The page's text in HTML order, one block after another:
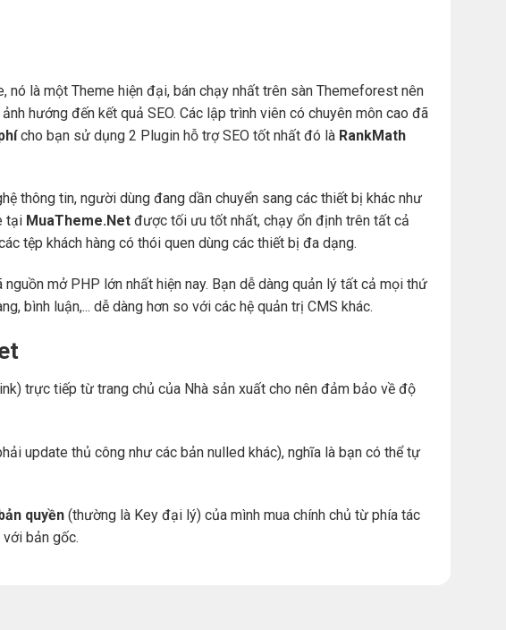
nó là một Theme hiện đại, bán chạy nhất trên sàn Themeforest nên
hướng đến kết quả SEO. Các lập trình viên có chuyên môn cao đã
cho bạn sử dụng 2 Plugin hỗ trợ SEO tốt nhất đó là RankMath
thông tin, người dùng đang dần chuyển sang các thiết bị khác như
tại MuaTheme.Net được tối ưu tốt nhất, chạy ổn định trên tất cả
tệp khách hàng có thói quen dùng các thiết bị đa dạng.
mở PHP lớn nhất hiện nay. Bạn dễ dàng quản lý tất cả mọi thứ
bình luận,... dễ dàng hơn so với các hệ quản trị CMS khác.
trực tiếp từ trang chủ của Nhà sản xuất cho nên đảm bảo về độ
update thủ công như các bản nulled khác), nghĩa là bạn có thể tự
quyền (thường là Key đại lý) của mình mua chính chủ từ phía tác
bản gốc.